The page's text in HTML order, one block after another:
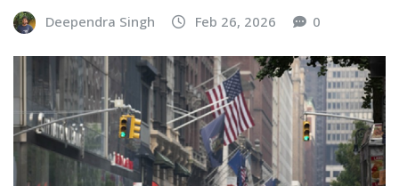
Deependra Singh Feb 26, 2026 0